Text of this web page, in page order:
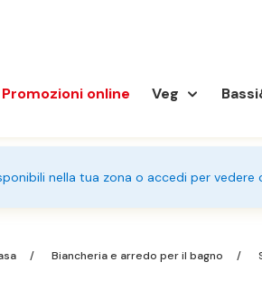
Promozioni online Veg
nella tua zona o accedi per
Biancheria e arredo per il bagno